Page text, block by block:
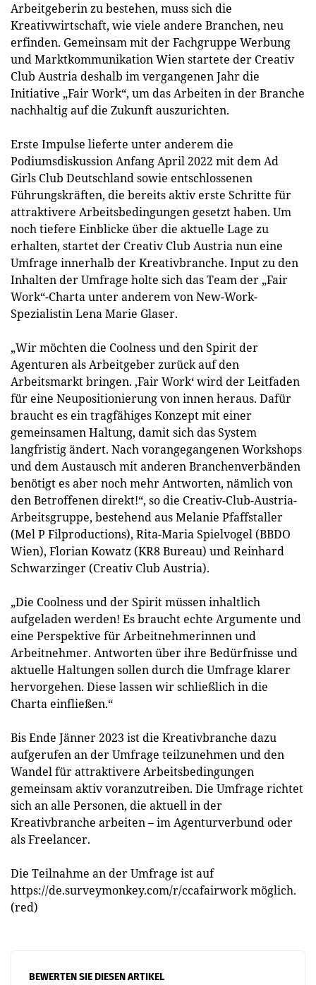
Arbeitgeberin zu bestehen, muss sich die
Kreativwirtschaft, wie viele andere Branchen, neu
erfinden. Gemeinsam mit der Fachgruppe Werbung
und Marktkommunikation Wien startete der Creativ
Club Austria deshalb im vergangenen Jahr die
Initiative „Fair Work“, um das Arbeiten in der Branche
nachhaltig auf die Zukunft auszurichten.
Erste Impulse lieferte unter anderem die
Podiumsdiskussion Anfang April 2022 mit dem Ad
Girls Club Deutschland sowie entschlossenen
Führungskräften, die bereits aktiv erste Schritte für
attraktivere Arbeitsbedingungen gesetzt haben. Um
noch tiefere Einblicke über die aktuelle Lage zu
erhalten, startet der Creativ Club Austria nun eine
Umfrage innerhalb der Kreativbranche. Input zu den
Inhalten der Umfrage holte sich das Team der „Fair
Work“-Charta unter anderem von New-Work-
Spezialistin Lena Marie Glaser.
„Wir möchten die Coolness und den Spirit der
Agenturen als Arbeitgeber zurück auf den
Arbeitsmarkt bringen. ‚Fair Work‘ wird der Leitfaden
für eine Neupositionierung von innen heraus. Dafür
braucht es ein tragfähiges Konzept mit einer
gemeinsamen Haltung, damit sich das System
langfristig ändert. Nach vorangegangenen Workshops
und dem Austausch mit anderen Branchenverbänden
benötigt es aber noch mehr Antworten, nämlich von
den Betroffenen direkt!“, so die Creativ-Club-Austria-
Arbeitsgruppe, bestehend aus Melanie Pfaffstaller
(Mel P Filproductions), Rita-Maria Spielvogel (BBDO
Wien), Florian Kowatz (KR8 Bureau) und Reinhard
Schwarzinger (Creativ Club Austria).
„Die Coolness und der Spirit müssen inhaltlich
aufgeladen werden! Es braucht echte Argumente und
eine Perspektive für Arbeitnehmerinnen und
Arbeitnehmer. Antworten über ihre Bedürfnisse und
aktuelle Haltungen sollen durch die Umfrage klarer
hervorgehen. Diese lassen wir schließlich in die
Charta einfließen.“
Bis Ende Jänner 2023 ist die Kreativbranche dazu
aufgerufen an der Umfrage teilzunehmen und den
Wandel für attraktivere Arbeitsbedingungen
gemeinsam aktiv voranzutreiben. Die Umfrage richtet
sich an alle Personen, die aktuell in der
Kreativbranche arbeiten – im Agenturverbund oder
als Freelancer.
Die Teilnahme an der Umfrage ist auf
https://de.surveymonkey.com/r/ccafairwork möglich.
(red)
BEWERTEN SIE DIESEN ARTIKEL